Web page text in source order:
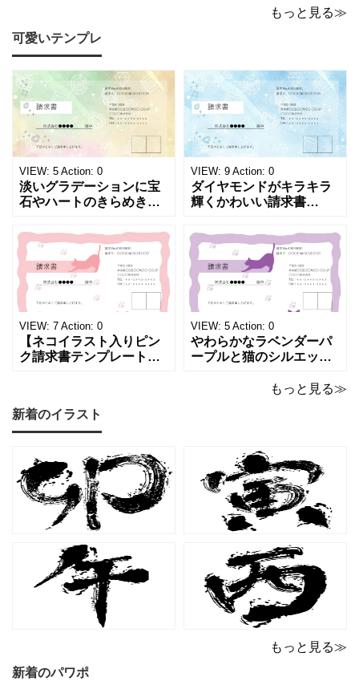
め！過払い･誤入金などが
発生した際にも使える、
モノクロでシンプルな
「返金領収書」のテンプ
レートとなります。 A4縦
型サイズで用紙に印
ト！A4横型ExcelやWord
表になります。 A4横型サ
イズの無料テンプレート
で、Excel・Wo
もっと見る≫
可愛いテンプレ
VIEW: 5 Action: 0
淡いグラデーションに宝
石やハートのきらめきを
チックな請求書雛形で
す。パステルピンクやラ
ベンダーの色彩がやわら
かな質感を生み出し、受
け取った相手の心をくす
ぐる特別な仕上がりとな
っています。 ハンドメイ
ド雑貨、コスメブラン
VIEW: 9 Action: 0
ダイヤモンドがキラキラ
輝くかわいい請求書
感あふれるライトブルー
背景に、ジュエルモチー
フを散りばめた煌びやか
な請求書素材です。清潔
感と高級感が同居するデ
ザインは、クライアント
に信頼感と華やかな印象
を同時に届けます
VIEW: 7 Action: 0
【ネコイラスト入りピン
ク請求書テンプレート
ーの猫デザイン請求書雛
形です。波打ちフレーム
シルエットや小さな肉球
モチーフが、ビジネス文
書にさりげない
VIEW: 5 Action: 0
やわらかなラベンダーパ
ープルと猫のシルエット
おしゃれな請求書フォー
他とは一味違う個性を演
出したいときにも活躍し
ます。 猫カフェやトリミ
ングサロン
もっと見る≫
新着のイラスト
もっと見る≫
新着のパワポ